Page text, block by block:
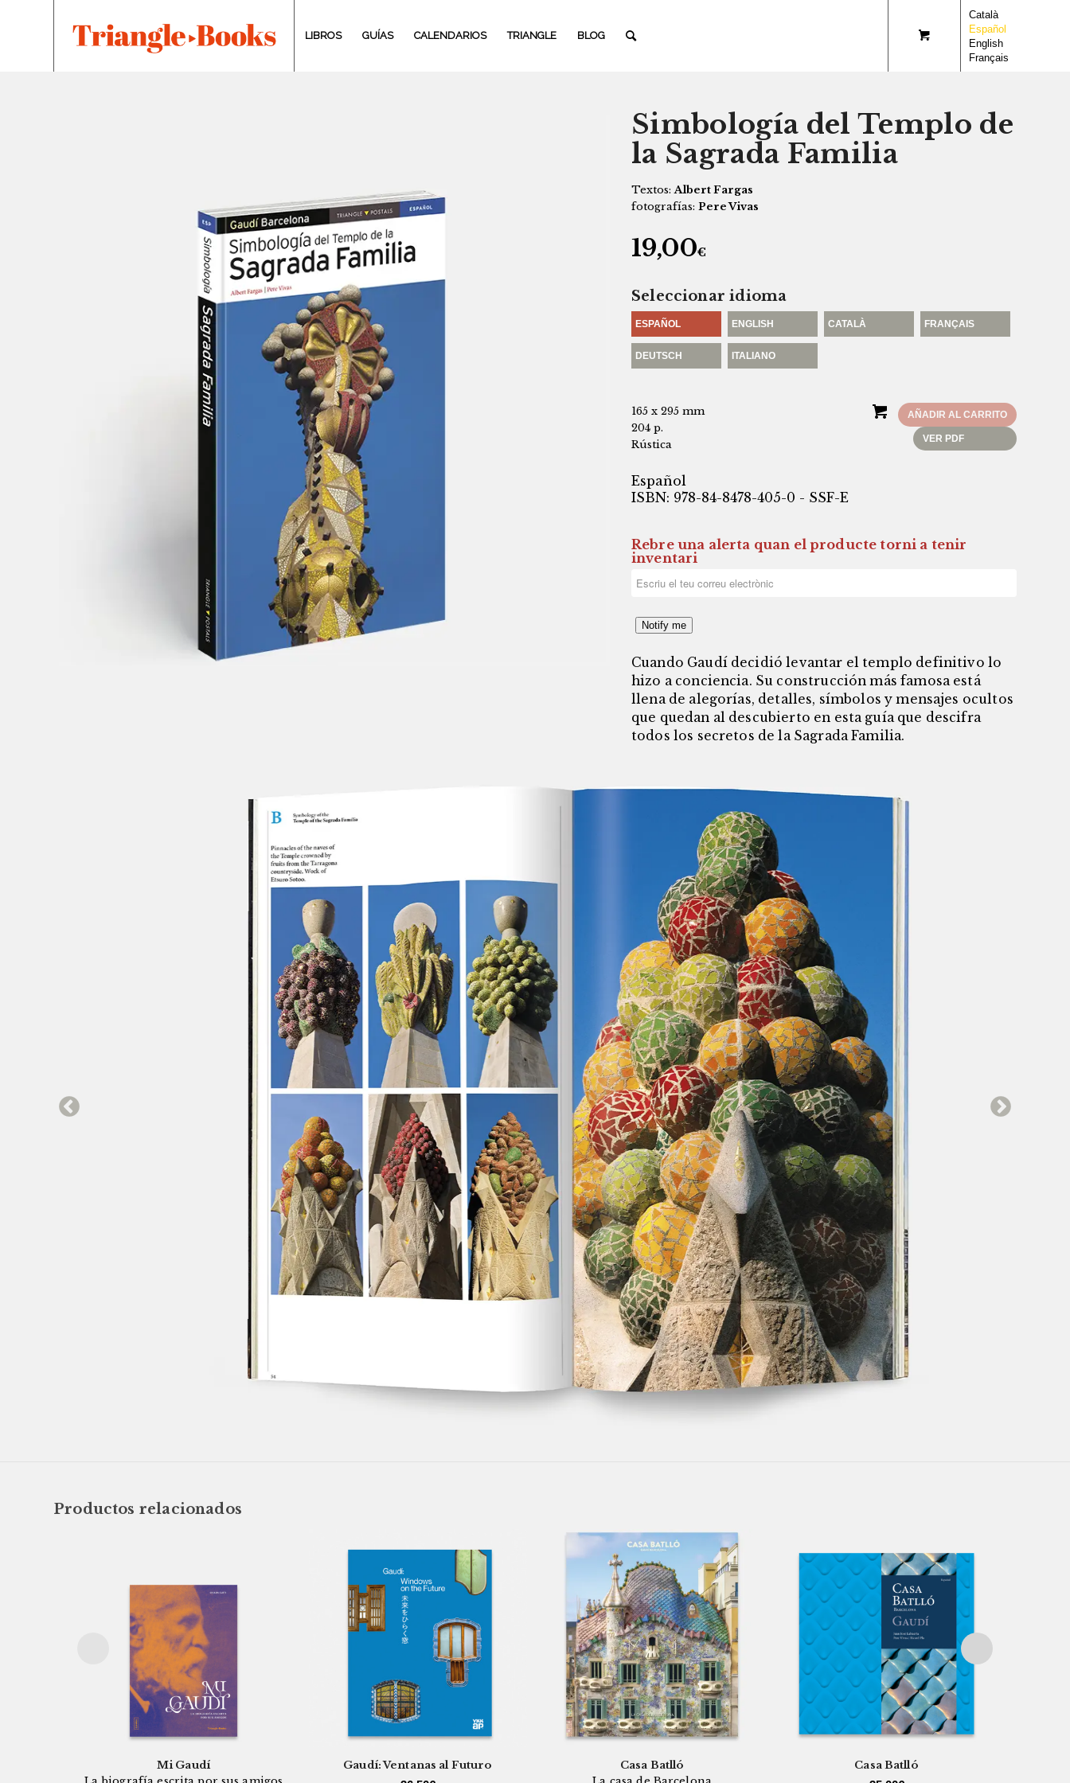
LIBROS GUÍAS CALENDARIOS TRIANGLE BLOG
Català
Español
English
Français
Simbología del Templo de
la Sagrada Familia
Textos:Albert Fargas
fotografías: Pere Vivas
19,00€
Seleccionar idioma
ESPAÑOL ENGLISH CATALÀ FRANÇAIS
DEUTSCH ITALIANO
165 x 295 mm
204 p.
Rústica
AÑADIR AL CARRITO
VER PDF
Español
ISBN: 978-84-8478-405-0 - SSF-E
Rebre una alerta quan el producte torni a tenir
inventari
Notify me
Cuando Gaudí decidió levantar el templo definitivo lo
hizo a conciencia. Su construcción más famosa está
llena de alegorías, detalles, símbolos y mensajes ocultos
que quedan al descubierto en esta guía que descifra
todos los secretos de la Sagrada Familia.
Productos relacionados
Mi Gaudí
Gaudí: Ventanas al Futuro
Casa Batlló
Casa Batlló